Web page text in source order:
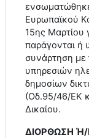
Ευρωπαϊκού
15ης Μαρτίου
παράγονται ή
συνάρτηση με
υπηρεσιών
δημοσίων
(Οδ.95/46/ΕΚ
Δικαίου.
ΔΙΟΡΘΩΣΗ Ή/